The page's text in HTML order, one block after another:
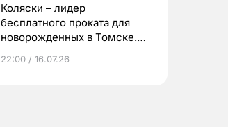
Коляски – лидер
бесплатного проката для
новорожденных в Томске.
22:00 / 16.07.26